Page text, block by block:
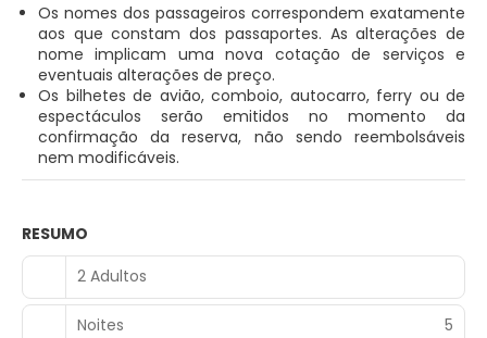
Os nomes dos passageiros correspondem exatamente
aos que constam dos passaportes. As alterações de
nome implicam uma nova cotação de serviços e
eventuais alterações de preço.
Os bilhetes de avião, comboio, autocarro, ferry ou de
espectáculos serão emitidos no momento da
confirmação da reserva, não sendo reembolsáveis
nem modificáveis.
RESUMO
2 Adultos
Noites 5